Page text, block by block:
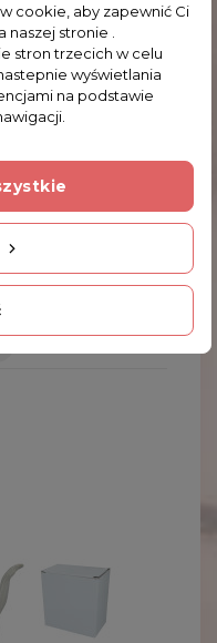
KATEGORII
cookie, aby zapewnić Ci
stronie .
stron trzecich w celu
wyświetlania
na podstawie